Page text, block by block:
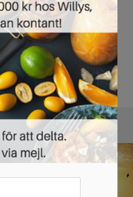
plus ett somrigt linne –
Så här ser
»